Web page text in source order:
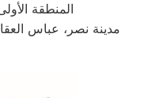
المنطقة
مدينة نصر، عباس